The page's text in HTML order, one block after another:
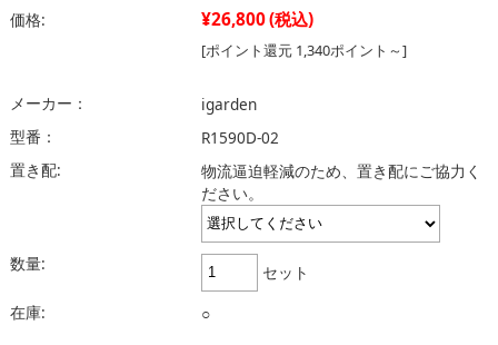
価格: ¥26,800(税込)
[ポイント還元 1,340ポイント～]
メーカー：
igarden
型番：
R1590D-02
置き配:
物流逼迫軽減のため、置き配にご協力く
ださい。
数量:
セット
在庫:
○